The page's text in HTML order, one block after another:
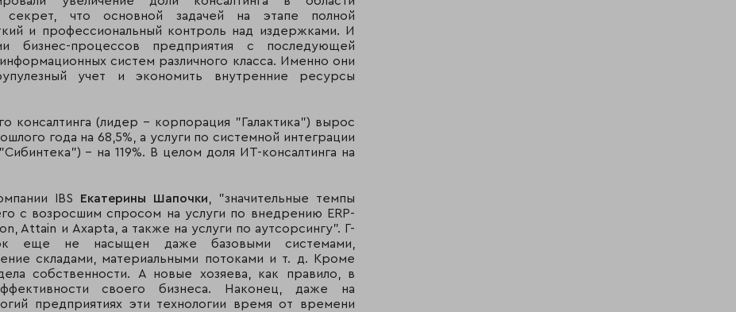
что основной задачей на этапе полной
и профессиональный контроль над издержками. И
бизнес-процессов предприятия с последующей
систем различного класса. Именно они
учет и экономить внутренние ресурсы
консалтинга (лидер - корпорация "Галактика") вырос
года на 68,5%, а услуги по системной интеграции
- на 119%. В целом доля ИТ-консалтинга на
IBS Екатерины Шапочки , "значительные темпы
с возросшим спросом на услуги по внедрению ERP-
Attain и Axapta, а также на услуги по аутсорсингу". Г-
еще не насыщен даже базовыми системами,
складами, материальными потоками и т. д. Кроме
собственности. А новые хозяева, как правило, в
своего бизнеса. Наконец, даже на
предприятиях эти технологии время от времени